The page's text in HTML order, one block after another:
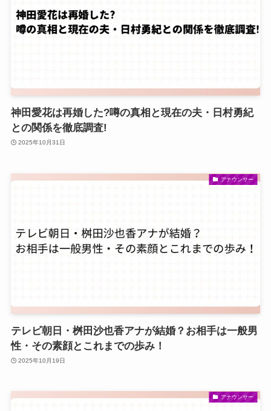
神田愛花は再婚した?噂の真相と現在の夫・日村勇紀
との関係を徹底調査!
2025年10月31日
アナウンサー
テレビ朝日・桝田沙也香アナが結婚？お相手は一般男
性・その素顔とこれまでの歩み！
2025年10月19日
アナウンサー